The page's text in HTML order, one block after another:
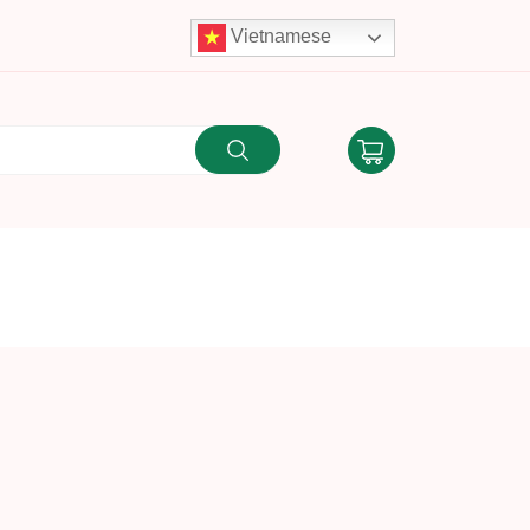
Vietnamese